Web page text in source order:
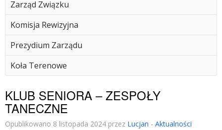
Zarząd Związku
Komisja Rewizyjna
Prezydium Zarządu
Koła Terenowe
KLUB SENIORA – ZESPOŁY
TANECZNE
Opublikowano 8 listopada 2024 przez Lucjan - Aktualności